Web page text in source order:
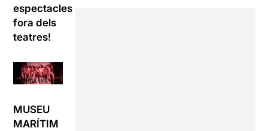
espectacles
fora dels
teatres!
MUSEU
MARÍTIM